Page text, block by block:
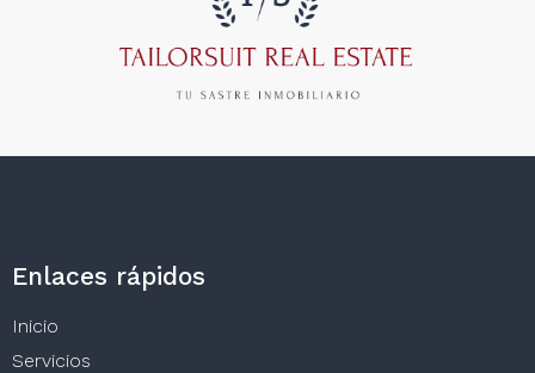
Enlaces rápidos
Inicio
Servicios